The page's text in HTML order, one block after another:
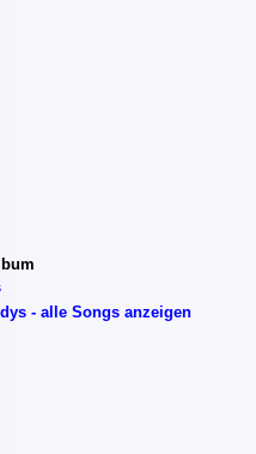
- alle Songs anzeigen